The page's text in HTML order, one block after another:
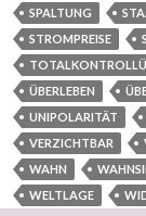
SPALTUNG
STROMPREISE
ÜBERLEBEN
UNIPOLARITÄT
VERZICHTBAR
WAHN
WELTLAGE